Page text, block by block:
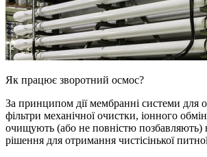
Як працює зворотний осмос?
За принципом дії мембранні системи для
фільтри механічної очистки, іонного
очищують (або не повністю позбавляють)
рішення для отримання чистісінької